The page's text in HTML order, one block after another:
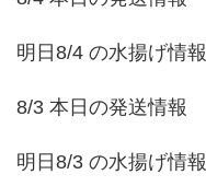
明日8/4 の水揚げ情報
8/3 本日の発送情報
明日8/3 の水揚げ情報